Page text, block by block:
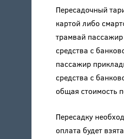
Пересадочный
картой либо
трамвай
средства с
пассажир
средства с
общая стоимость
Пересадку
оплата будет